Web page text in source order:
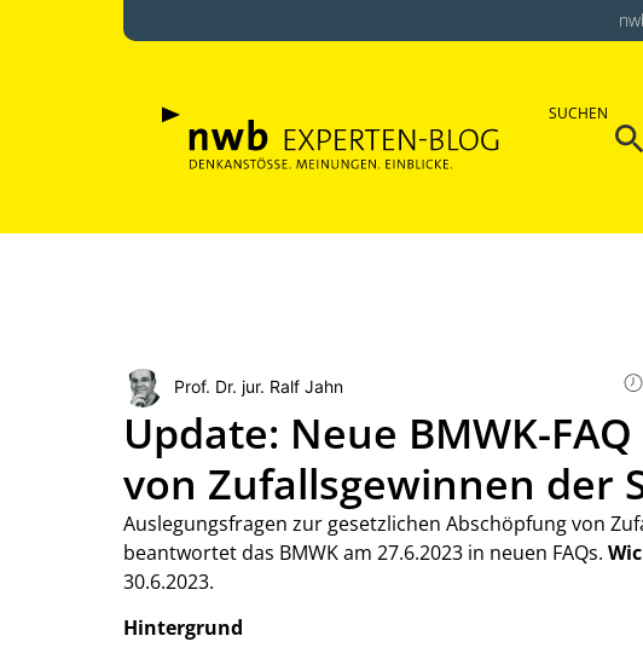
SUCHEN
Prof. Dr. jur. Ralf Jahn
Update: Neue BMWK-
von Zufallsgewinnen der
Auslegungsfragen zur gesetzlichen Abschöpfung von
beantwortet das BMWK am 27.6.2023 in neuen FAQs.
30.6.2023.
Hintergrund